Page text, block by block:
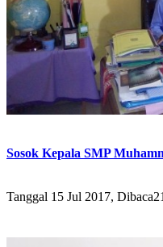
Sosok Kepala SMP
Tanggal 15 Jul 2017,